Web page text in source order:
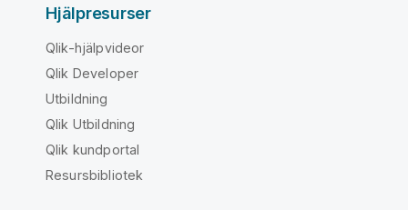
Hjälpresurser
Qlik-hjälpvideor
Qlik Developer
Utbildning
Qlik Utbildning
Qlik kundportal
Resursbibliotek